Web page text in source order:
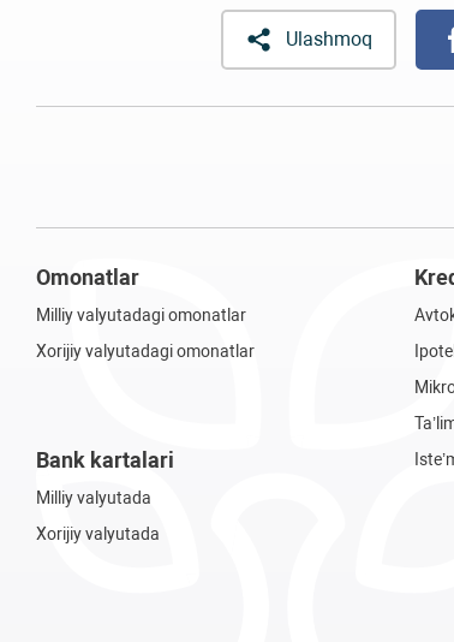
Ulashmoq
Omonatlar
Milliy valyutadagi omonatlar
Xorijiy valyutadagi omonatlar
Bank kartalari
Milliy valyutada
Xorijiy valyutada